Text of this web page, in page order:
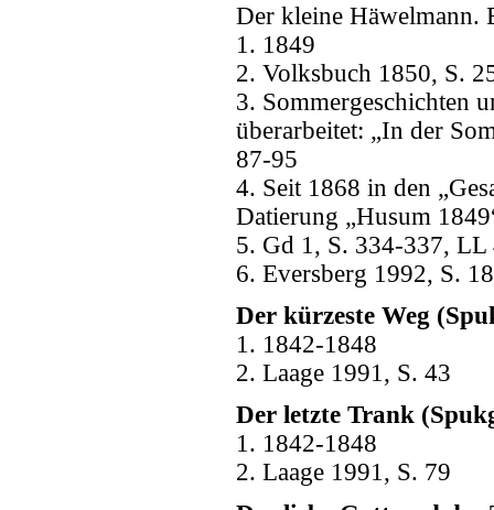
Der kleine Häwelmann.
1. 1849
2. Volksbuch 1850, S.
3. Sommergeschichten
überarbeitet: „In der
87-95
4. Seit 1868 in den
Datierung „Husum
5. Gd 1, S. 334-337, LL
6. Eversberg 1992, S.
Der kürzeste Weg
1. 1842-1848
2. Laage 1991, S. 43
Der letzte Trank
1. 1842-1848
2. Laage 1991, S. 79